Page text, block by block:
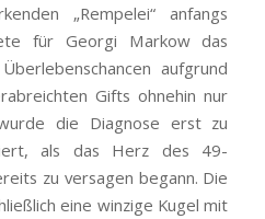
„Rempelei“ anfangs
für Georgi Markow das
aufgrund
Gifts ohnehin nur
die Diagnose erst zu
als das Herz des 49-
zu versagen begann. Die
eine winzige Kugel mit